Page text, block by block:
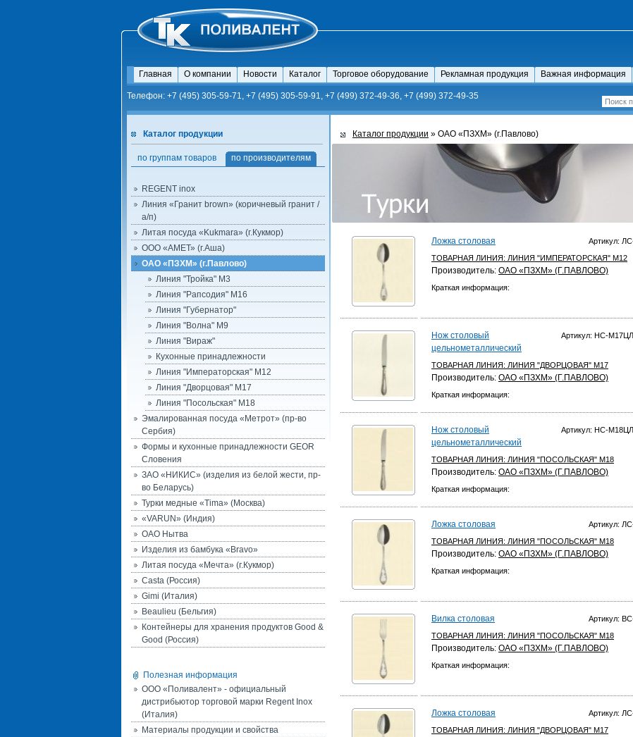
Главная О компании Новости Каталог Торговое оборудование Рекламная продукция Важная информация
Телефон: +7 (495) 305-59-71, +7 (495) 305-59-91, +7 (499) 372-49-36, +7 (499) 372-49-35
Каталог продукции
по группам товаров по производителям
REGENT inox
Линия «Гранит brown» (коричневый гранит /
а/п)
Литая посуда «Kukmara» (г.Кукмор)
ООО «АМЕТ» (г.Аша)
ОАО «ПЗХМ» (г.Павлово)
Линия "Тройка" М3
Линия "Рапсодия" М16
Линия "Губернатор"
Линия "Волна" М9
Линия "Вираж"
Кухонные принадлежности
Линия "Императорская" М12
Линия "Дворцовая" М17
Линия "Посольская" М18
Эмалированная посуда «Метрот» (пр-во
Сербия)
Формы и кухонные принадлежности GEOR
Словения
ЗАО «НИКИС» (изделия из белой жести, пр-
во Беларусь)
Турки медные «Tima» (Москва)
«VARUN» (Индия)
ОАО Нытва
Изделия из бамбука «Bravo»
Литая посуда «Мечта» (г.Кукмор)
Casta (Россия)
Gimi (Италия)
Beaulieu (Бельгия)
Контейнеры для хранения продуктов Good &
Good (Россия)
Полезная информация
ООО «Поливалент» - официальный
дистрибьютор торговой марки Regent Inox
(Италия)
Материалы продукции и свойства
Каталог продукции » ОАО «ПЗХМ» (г.Павлово)
Артикул:
Ложка столовая
ТОВАРНАЯ ЛИНИЯ: ЛИНИЯ "ИМПЕРАТОРСКАЯ" М12
Производитель: ОАО «ПЗХМ» (Г.ПАВЛОВО)
Краткая информация:
Артикул: НС-
Нож столовый
цельнометаллический
ТОВАРНАЯ ЛИНИЯ: ЛИНИЯ "ДВОРЦОВАЯ" М17
Производитель: ОАО «ПЗХМ» (Г.ПАВЛОВО)
Краткая информация:
Артикул: НС-
Нож столовый
цельнометаллический
ТОВАРНАЯ ЛИНИЯ: ЛИНИЯ "ПОСОЛЬСКАЯ" М18
Производитель: ОАО «ПЗХМ» (Г.ПАВЛОВО)
Краткая информация:
Артикул:
Ложка столовая
ТОВАРНАЯ ЛИНИЯ: ЛИНИЯ "ПОСОЛЬСКАЯ" М18
Производитель: ОАО «ПЗХМ» (Г.ПАВЛОВО)
Краткая информация:
Артикул:
Вилка столовая
ТОВАРНАЯ ЛИНИЯ: ЛИНИЯ "ПОСОЛЬСКАЯ" М18
Производитель: ОАО «ПЗХМ» (Г.ПАВЛОВО)
Краткая информация:
Артикул:
Ложка столовая
ТОВАРНАЯ ЛИНИЯ: ЛИНИЯ "ДВОРЦОВАЯ" М17